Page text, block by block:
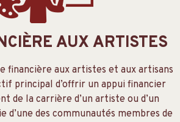
AUX ARTISTES
financière aux artistes et aux artisans
principal d’offrir un appui financier
de la carrière d’un artiste ou d’un
d’une des communautés membres de